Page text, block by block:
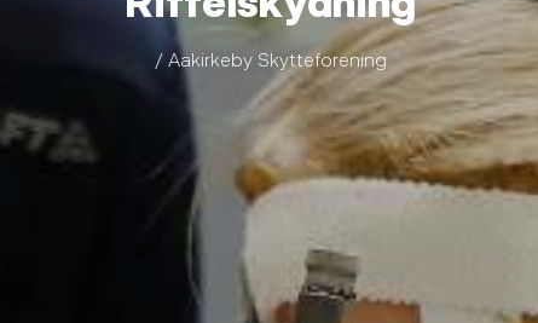
/ Aakirkeby Skytteforening